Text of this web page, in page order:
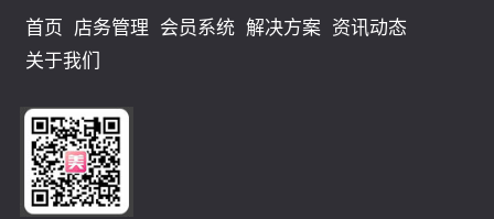
首页 店务管理 会员系统 解决方案 资讯动态
关于我们